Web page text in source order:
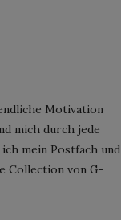
Motivation
mich durch jede
mein Postfach und
Collection von G-